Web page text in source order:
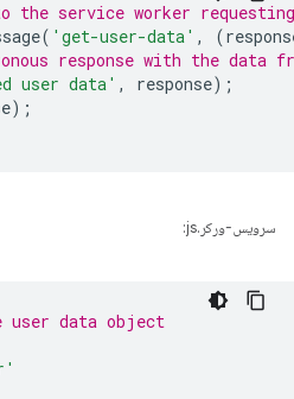
the service worker
( 'get-user-data' , (
response with the data
user data' , response);
);
سرویس-ورکر.js:
user data object